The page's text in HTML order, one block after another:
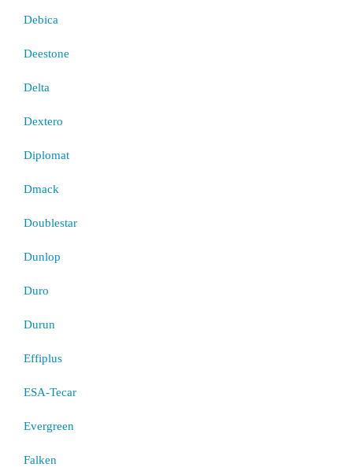
Debica
Deestone
Delta
Dextero
Diplomat
Dmack
Doublestar
Dunlop
Duro
Durun
Effiplus
ESA-Tecar
Evergreen
Falken